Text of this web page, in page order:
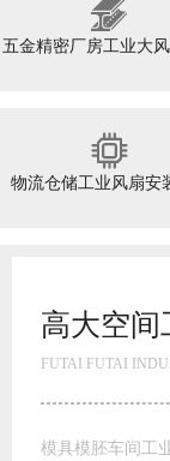
五金精密厂房工业大
物流仓储工业风扇安
高大空间
FUTAI FUTAI
模具模胚车间工业大风扇通风